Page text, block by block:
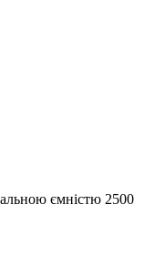
ємністю 2500